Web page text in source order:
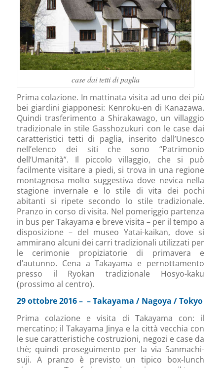
case dai tetti di paglia
Prima colazione. In mattinata visita ad uno dei più
bei giardini giapponesi: Kenroku-en di Kanazawa.
Quindi trasferimento a Shirakawago, un villaggio
tradizionale in stile Gasshozukuri con le case dai
caratteristici tetti di paglia, inserito dall’Unesco
nell’elenco dei siti che sono “Patrimonio
dell’Umanità”. Il piccolo villaggio, che si può
facilmente visitare a piedi, si trova in una regione
montagnosa molto suggestiva dove nevica nella
stagione invernale e lo stile di vita dei pochi
abitanti si ripete secondo lo stile tradizionale.
Pranzo in corso di visita. Nel pomeriggio partenza
in bus per Takayama e breve visita – per il tempo a
disposizione – del museo Yatai-kaikan, dove si
ammirano alcuni dei carri tradizionali utilizzati per
le cerimonie propiziatorie di primavera e
d’autunno. Cena a Takayama e pernottamento
presso il Ryokan tradizionale Hosyo-kaku
(prossimo al centro).
29 ottobre 2016 – – Takayama / Nagoya / Tokyo
Prima colazione e visita di Takayama con: il
mercatino; il Takayama Jinya e la città vecchia con
le sue caratteristiche costruzioni, negozi e case da
thè; quindi proseguimento per la via Sanmachi-
suji. A pranzo è previsto un tipico box-lunch